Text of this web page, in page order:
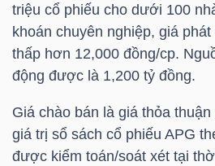
triệu cổ phiếu cho dưới 100
khoán chuyên nghiệp, giá
thấp hơn 12,000 đồng/cp.
động được là 1,200 tỷ đồng.
Giá chào bán là giá thỏa
giá trị sổ sách cổ phiếu APG
được kiểm toán/soát xét tại
CHÍNH
HÀNG
HÓA